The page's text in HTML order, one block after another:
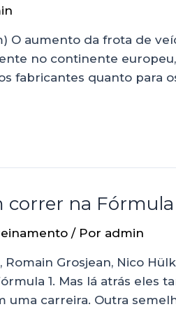
O aumento da frota de
no continente
fabricantes quanto para
na Fórmula
/ Por admin
Grosjean, Nico
1. Mas lá atrás eles
carreira. Outra